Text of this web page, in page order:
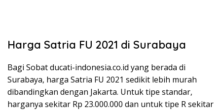
Harga Satria FU 2021 di Surabaya
Bagi Sobat ducati-indonesia.co.id yang berada di
Surabaya, harga Satria FU 2021 sedikit lebih murah
dibandingkan dengan Jakarta. Untuk tipe standar,
harganya sekitar Rp 23.000.000 dan untuk tipe R sekitar